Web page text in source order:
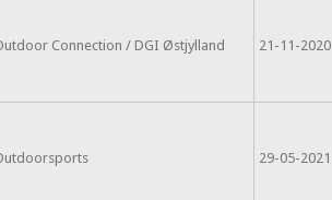
Connection / DGI Østjylland 21-11-2020
29-05-2021